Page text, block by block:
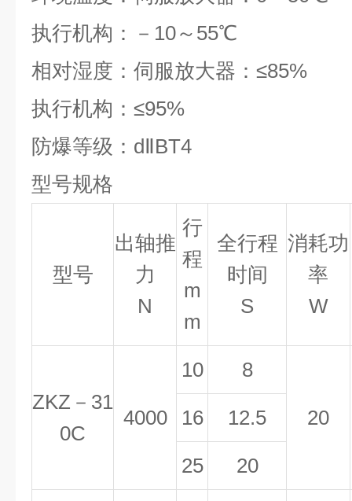
执行机构：－10～55℃
相对湿度：伺服放大器：≤85%
执行机构：≤95%
防爆等级：dⅡBT4
型号规格
型号
出轴推
力
N
行
程
m
m
全行程
时间
S
消耗功
率
W
ZKZ－31
0C
4000
10 8
20
16 12.5
25 20